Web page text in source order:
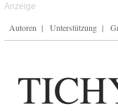
Autoren Unterstützung